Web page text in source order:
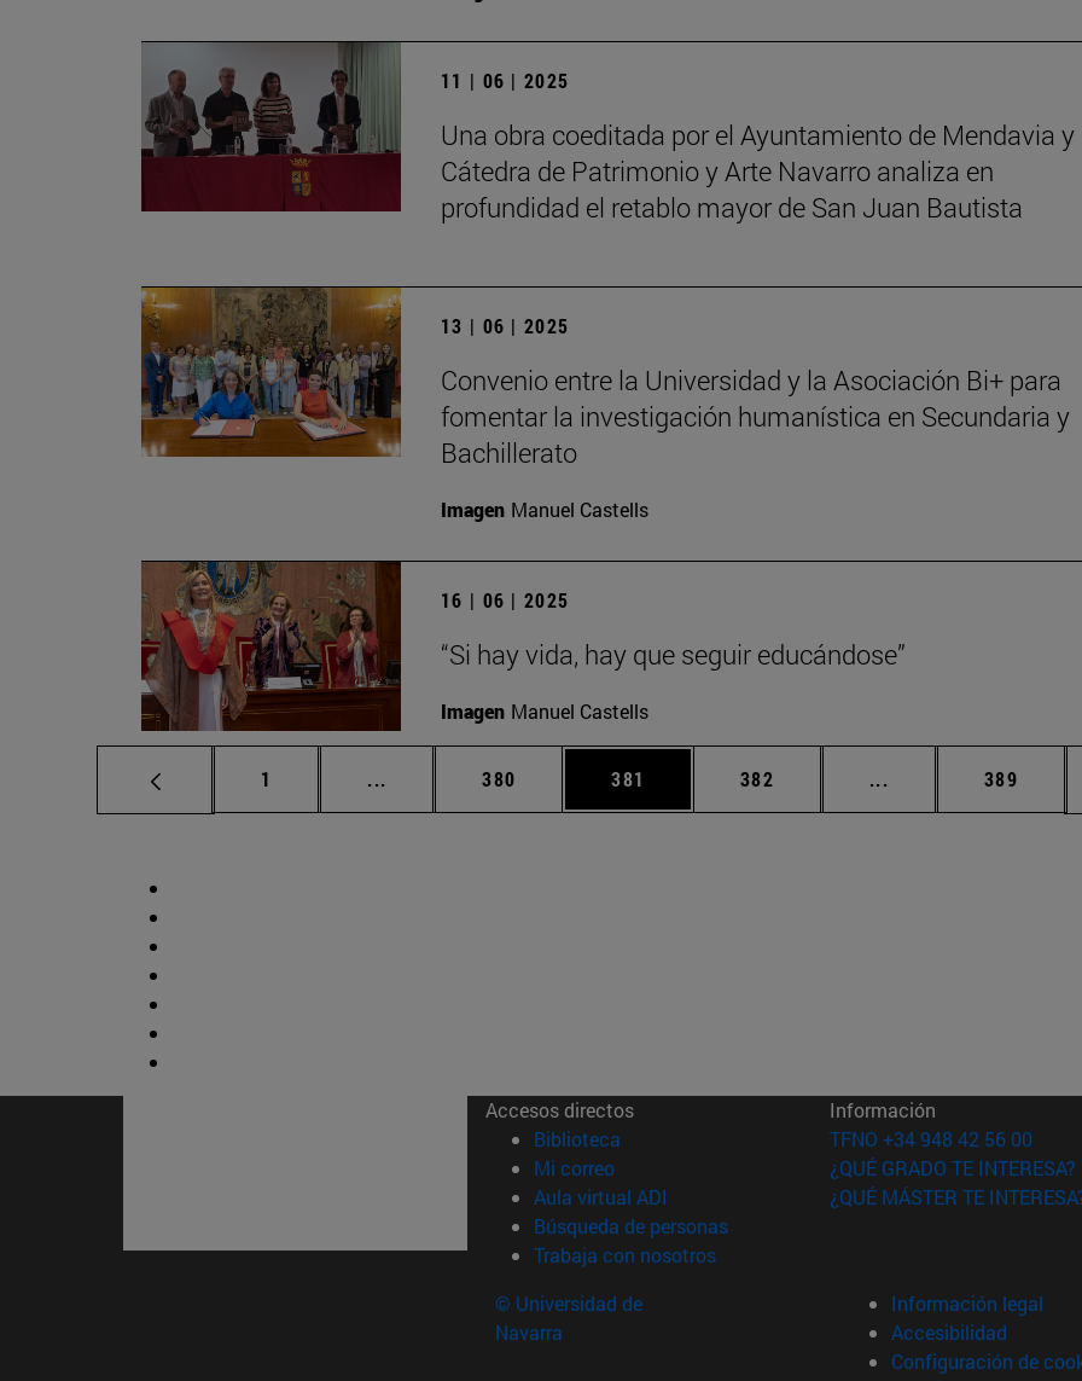
11 | 06 | 2025
Una obra coeditada por el Ayuntamiento de Mendavia y
Cátedra de Patrimonio y Arte Navarro analiza en
profundidad el retablo mayor de San Juan Bautista
13 | 06 | 2025
Convenio entre la Universidad y la Asociación Bi+ para
fomentar la investigación humanística en Secundaria y
Bachillerato
Imagen Manuel Castells
16 | 06 | 2025
“Si hay vida, hay que seguir educándose”
Imagen Manuel Castells
Página
1 ... Páginas intermedias Use TAB para desplazarse.
Página
380 Página
381 Página
382 ... Páginas Página
389
Accesos directos
Biblioteca (abre en nueva ventana)
Mi correo(abre en nueva ventana)
Aula virtual ADI (abre en nueva ventana)
Búsqueda de personas(abre en nueva ventana)
Trabaja con nosotros(abre en nueva ventana)
Información
TFNO +34 948 42 56 00
¿QUÉ GRADO TE INTERESA?
¿QUÉ MÁSTER TE
© Universidad de
Navarra
Información legal
Accesibilidad
Configuración de